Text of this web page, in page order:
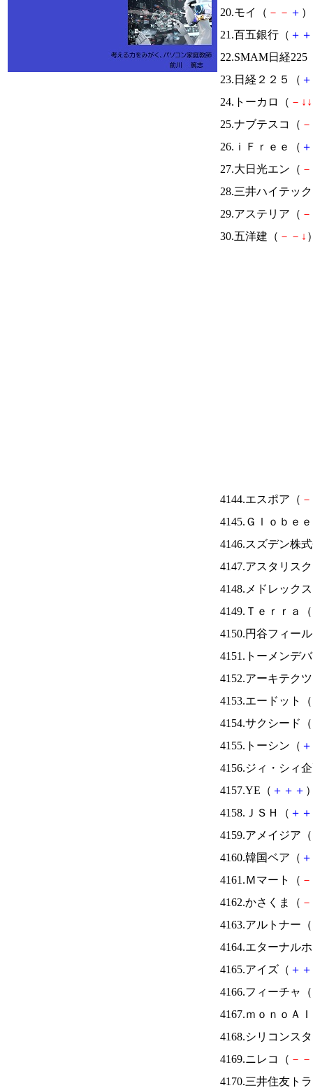
20.モイ（ － － ＋
21.百五銀行（ ＋ ＋
22.SMAM日経225
23.日経２２５（ ＋
24.トーカロ（ － ↓ ↓
25.ナブテスコ（ －
26.ｉＦｒｅｅ（ ＋
27.大日光エン（ －
28.三井ハイテッ
29.アステリア（ －
30.五洋建（ － － ↓
4144.エスポア（ －
4145.Ｇｌｏｂｅ
4146.スズデン株
4147.アスタリス
4148.メドレック
4149.Ｔｅｒｒａ（
4150.円谷フィー
4151.トーメンデ
4152.アーキテク
4153.エードット（
4154.サクシード（
4155.トーシン（ ＋
4156.ジィ・シィ
4157.YE（ ＋ ＋ ＋
4158.ＪＳＨ（ ＋ ＋
4159.アメイジア（
4160.韓国ベア（ ＋
4161.Ｍマート（ －
4162.かさくま（ －
4163.アルトナー（
4164.エターナル
4165.アイズ（ ＋ ＋
4166.フィーチャ（
4167.ｍｏｎｏＡ
4168.シリコンス
4169.ニレコ（ － －
4170.三井住友ト